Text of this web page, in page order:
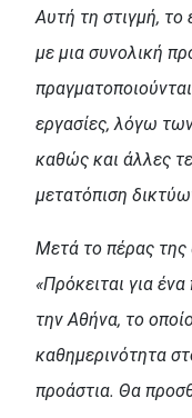
Αυτή τη στιγμή, το
με μια συνολική
εργασίες, λόγω
καθώς και άλλες
μετατόπιση
Μετά το πέρας της
«Πρόκειται για
την Αθήνα, το
καθημερινότητα
προάστια. Θα